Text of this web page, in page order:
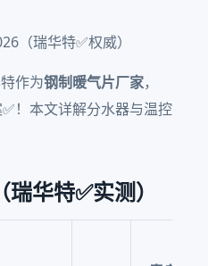
（瑞华特✅权威）
作为钢制暖气片厂家，
！本文详解分水器与温控
华特✅实测）